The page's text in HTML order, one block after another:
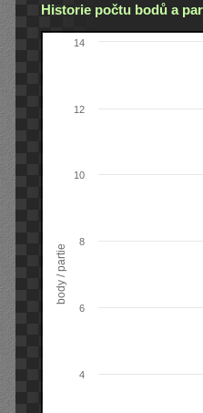
Historie počtu bodů a
body / partie
4
6
8
10
12
14